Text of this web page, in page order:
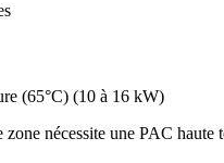
(65°C) (10 à 16 kW)
nécessite une PAC